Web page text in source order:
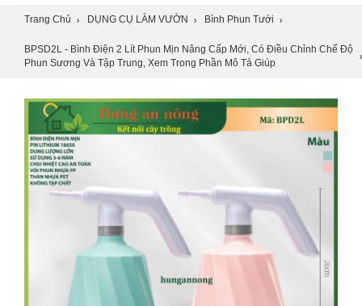
Trang Chủ DỤNG CỤ LÀM VƯỜN Bình Phun Tưới
BPSD2L - Bình Điện 2 Lít Phun Mịn Nâng Cấp Mới, Có Điều Chỉnh Chế Độ
Phun Sương Và Tập Trung, Xem Trong Phần Mô Tả Giúp